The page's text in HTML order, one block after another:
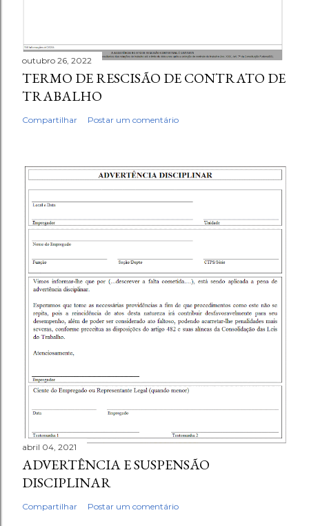
outubro 26, 2022
TERMO DE RESCISÃO DE CONTRATO DE
TRABALHO
Compartilhar Postar um comentário
abril 04, 2021
ADVERTÊNCIA E SUSPENSÃO
DISCIPLINAR
Compartilhar Postar um comentário